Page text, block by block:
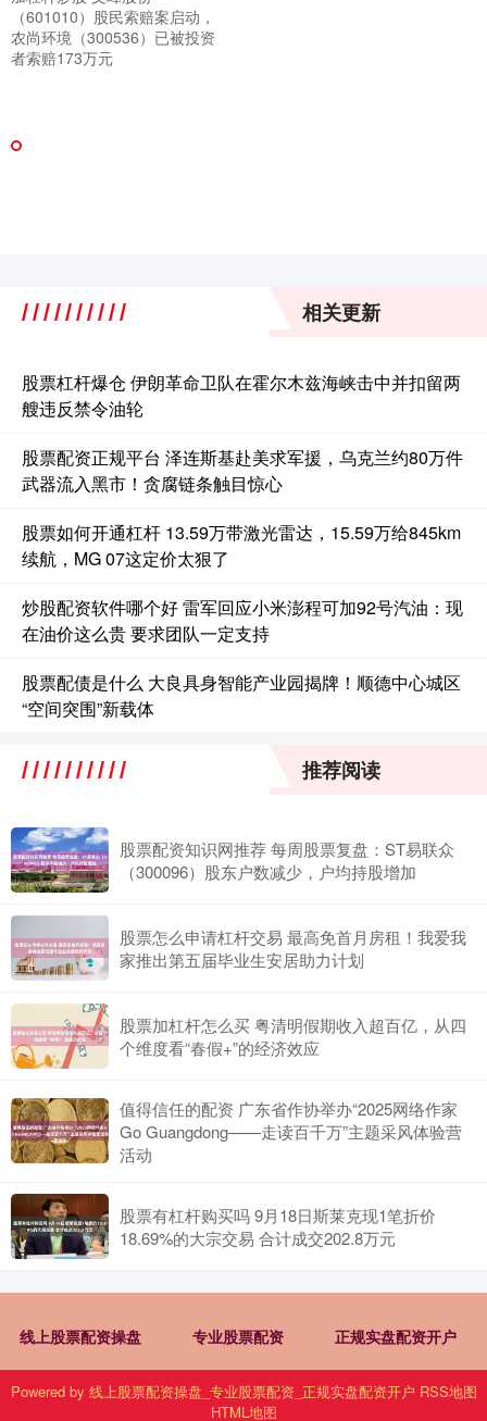
（601010）股民索赔案启动，
农尚环境（300536）已被投资
者索赔173万元
相关更新
股票杠杆爆仓 伊朗革命卫队在霍尔木兹海峡击中并扣留两
艘违反禁令油轮
股票配资正规平台 泽连斯基赴美求军援，乌克兰约80万件
武器流入黑市！贪腐链条触目惊心
股票如何开通杠杆 13.59万带激光雷达，15.59万给845km
续航，MG 07这定价太狠了
炒股配资软件哪个好 雷军回应小米澎程可加92号汽油：现
在油价这么贵 要求团队一定支持
股票配债是什么 大良具身智能产业园揭牌！顺德中心城区
“空间突围”新载体
推荐阅读
股票配资知识网推荐 每周股票复盘：ST易联众
（300096）股东户数减少，户均持股增加
股票怎么申请杠杆交易 最高免首月房租！我爱我
家推出第五届毕业生安居助力计划
股票加杠杆怎么买 粤清明假期收入超百亿，从四
个维度看“春假+”的经济效应
值得信任的配资 广东省作协举办“2025网络作家
Go Guangdong——走读百千万”主题采风体验营
活动
股票有杠杆购买吗 9月18日斯莱克现1笔折价
18.69%的大宗交易 合计成交202.8万元
线上股票配资操盘 专业股票配资 正规实盘配资开户
Powered by 线上股票配资操盘_专业股票配资_正规实盘配资开户 RSS地图
HTML地图